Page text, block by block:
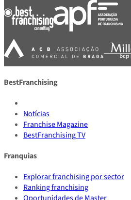
BestFranchising
Notícias
Franchise Magazine
BestFranchising TV
Franquias
Explorar franchising por sector
Ranking franchising